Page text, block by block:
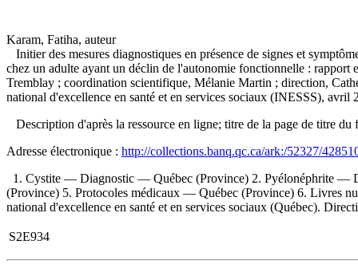
Karam, Fatiha, auteur
Initier des mesures diagnostiques en présence de signes et
chez un adulte ayant un déclin de l'autonomie fonctionnelle :
Tremblay ; coordination scientifique, Mélanie Martin ; direction,
national d'excellence en santé et en services sociaux (INESSS),
Description d'après la ressource en ligne; titre de la page de titre
Adresse électronique : http://collections.banq.qc.ca/ark:/52327/
1. Cystite — Diagnostic — Québec (Province) 2. Pyélonéphrite
(Province) 5. Protocoles médicaux — Québec (Province) 6. Livres
national d'excellence en santé et en services sociaux (Québec).
S2E934